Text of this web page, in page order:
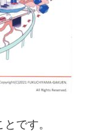
です。